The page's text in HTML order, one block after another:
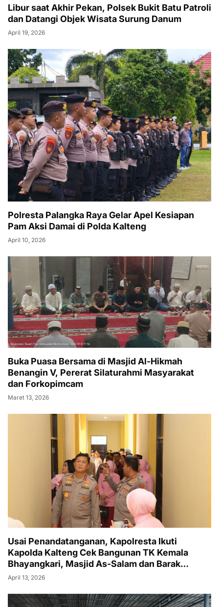
Libur saat Akhir Pekan, Polsek Bukit Batu Patroli
dan Datangi Objek Wisata Surung Danum
April 19, 2026
Polresta Palangka Raya Gelar Apel Kesiapan
Pam Aksi Damai di Polda Kalteng
April 10, 2026
Buka Puasa Bersama di Masjid Al-Hikmah
Benangin V, Pererat Silaturahmi Masyarakat
dan Forkopimcam
Maret 13, 2026
Usai Penandatanganan, Kapolresta Ikuti
Kapolda Kalteng Cek Bangunan TK Kemala
Bhayangkari, Masjid As-Salam dan Barak
Remaja
April 13, 2026